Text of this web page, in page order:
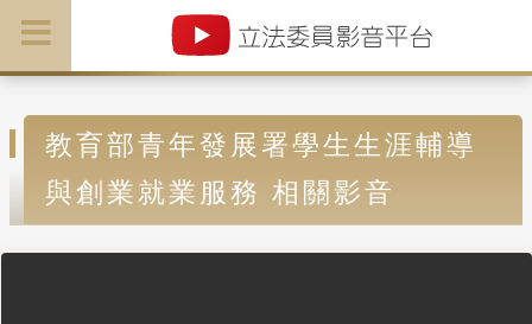
教育部青年發展署學生生涯輔導
與創業就業服務 相關影音